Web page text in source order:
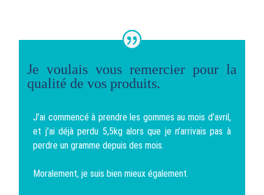
Je voulais vous remercier pour la
qualité de vos produits.
J’ai commencé à prendre les gommes au mois d’avril,
et j’ai déjà perdu 5,5kg alors que je n’arrivais pas à
perdre un gramme depuis des mois.
Moralement, je suis bien mieux également.